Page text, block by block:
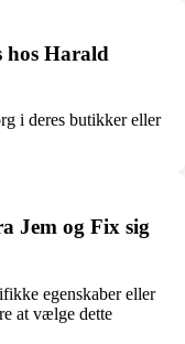
hos Harald
i deres butikker eller
Jem og Fix sig
egenskaber eller
at vælge dette